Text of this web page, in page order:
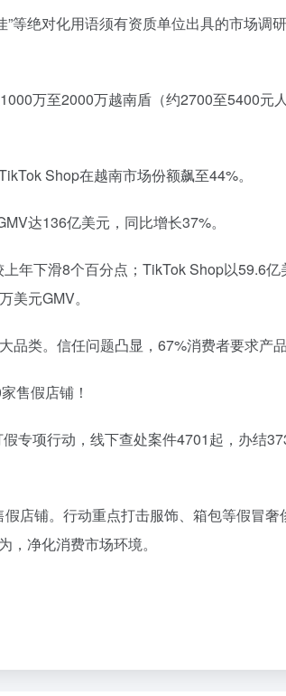
”等绝对化用语须有资质单位出具的市场调
万至2000万越南盾（约2700至5400元
Shop在越南市场份额飙至44%。
达136亿美元，同比增长37%。
年下滑8个百分点；TikTok Shop以59.6
元GMV。
类。信任问题凸显，67%消费者要求产品
售假店铺！
专项行动，线下查处案件4701起，办结
店铺。行动重点打击服饰、箱包等假冒奢
净化消费市场环境。